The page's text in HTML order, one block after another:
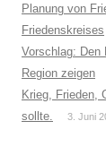
Planung von
Friedenskreises
Vorschlag: Den
Region zeigen
Krieg, Frieden,
sollte.
3. Juni